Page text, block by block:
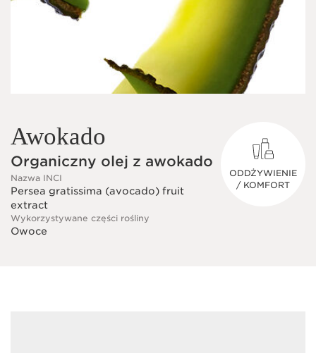
Awokado
Organiczny olej z awokado
Nazwa INCI
Persea gratissima (avocado) fruit
extract
Wykorzystywane części rośliny
Owoce
ODDŻYWIENIE
/ KOMFORT